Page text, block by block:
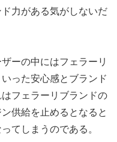
力がある気がしないだ
ーの中にはフェラーリ
った安心感とブランド
フェラーリブランドの
供給を止めるとなると
てしまうのである。